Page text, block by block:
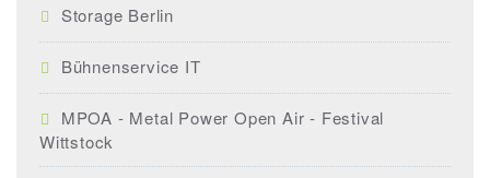
Storage Berlin
Bühnenservice IT
MPOA - Metal Power Open Air - Festival
Wittstock